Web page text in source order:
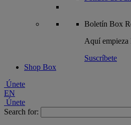
Boletín Box
Aquí empieza
Suscríbete
Shop Box
Únete
EN
Únete
Search for: